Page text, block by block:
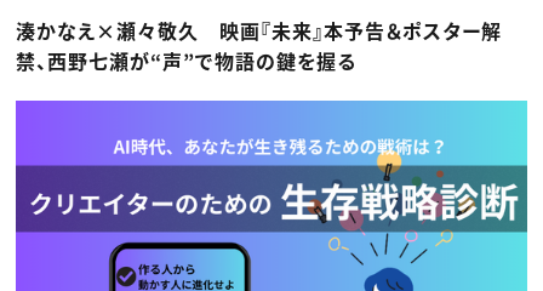
編集・ライティング
マーケティング
ディレクション
業界解説・キャリア事情
お役立ち基礎知識
Webクリエイター
アプリクリエイター
ゲームクリエイター
映像クリエイター
マーケッター
C＆R Magazine
セミナー
映像
広告
出版
CREATIVE VILLAGEからのお知らせ
湊かなえ×瀬々敬久 映画『未来』本予告＆ポスター解
禁、西野七瀬が“声”で物語の鍵を握る